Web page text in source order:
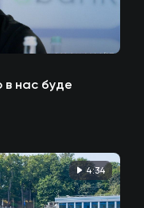
в нас буде
4:34